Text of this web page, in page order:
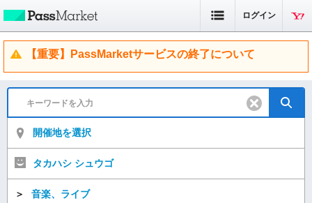
ログイン
【重要】PassMarketサービスの終了について
開催地を選択
タカハシ シュウゴ
＞ 音楽、ライブ